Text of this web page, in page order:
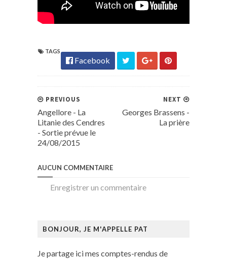
TAGS
Facebook
NEXT
Georges Brassens -
La prière
PREVIOUS
Angellore - La
Litanie des Cendres
- Sortie prévue le
24/08/2015
AUCUN COMMENTAIRE
Enregistrer un commentaire
BONJOUR, JE M'APPELLE PAT
Je partage ici mes comptes-rendus de